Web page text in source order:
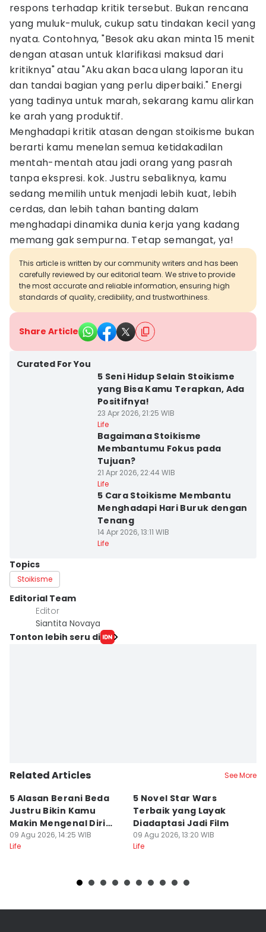
respons terhadap kritik tersebut. Bukan rencana
yang muluk-muluk, cukup satu tindakan kecil yang
nyata. Contohnya, "Besok aku akan minta 15 menit
dengan atasan untuk klarifikasi maksud dari
kritiknya" atau "Aku akan baca ulang laporan itu
dan tandai bagian yang perlu diperbaiki." Energi
yang tadinya untuk marah, sekarang kamu alirkan
ke arah yang produktif.
Menghadapi kritik atasan dengan stoikisme bukan
berarti kamu menelan semua ketidakadilan
mentah-mentah atau jadi orang yang pasrah
tanpa ekspresi. kok. Justru sebaliknya, kamu
sedang memilih untuk menjadi lebih kuat, lebih
cerdas, dan lebih tahan banting dalam
menghadapi dinamika dunia kerja yang kadang
memang gak sempurna. Tetap semangat, ya!
This article is written by our community writers and has been
carefully reviewed by our editorial team. We strive to provide
the most accurate and reliable information, ensuring high
standards of quality, credibility, and trustworthiness.
Share Article
Curated For You
5 Seni Hidup Selain Stoikisme
yang Bisa Kamu Terapkan, Ada
Positifnya!
23 Apr 2026, 21:25 WIB
Life
Bagaimana Stoikisme
Membantumu Fokus pada
Tujuan?
21 Apr 2026, 22:44 WIB
Life
5 Cara Stoikisme Membantu
Menghadapi Hari Buruk dengan
Tenang
14 Apr 2026, 13:11 WIB
Life
Topics
Stoikisme
Editorial Team
Editor
Siantita Novaya
Tonton lebih seru di
Related Articles See More
5 Alasan Berani Beda
Justru Bikin Kamu
Makin Mengenal Diri
Sendiri
09 Agu 2026, 14:25 WIB
Life
5 Novel Star Wars
Terbaik yang Layak
Diadaptasi Jadi Film
09 Agu 2026, 13:20 WIB
Life